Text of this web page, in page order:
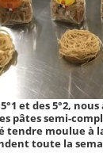
et des 5°2,
pâtes semi-
tendre moulue à
toute la